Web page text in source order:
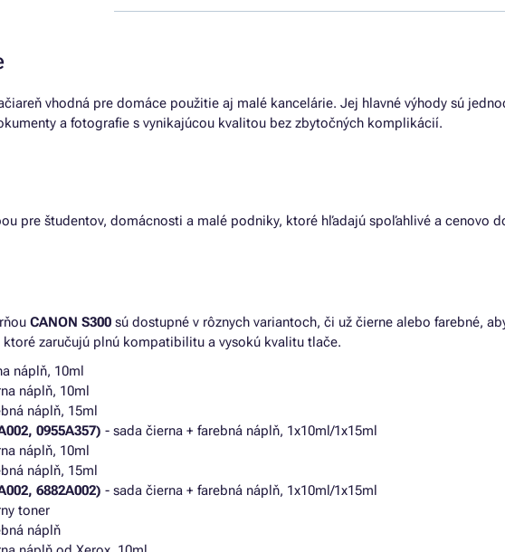
vhodná pre domáce použitie aj malé kancelárie. Jej hlavné výhody sú
a fotografie s vynikajúcou kvalitou bez zbytočných komplikácií.
pre študentov, domácnosti a malé podniky, ktoré hľadajú spoľahlivé a cenovo
CANON S300 sú dostupné v rôznych variantoch, či už čierne alebo farebné,
zaručujú plnú kompatibilitu a vysokú kvalitu tlače.
náplň, 10ml
náplň, 10ml
náplň, 15ml
0955A357) - sada čierna + farebná náplň, 1x10ml/1x15ml
náplň, 10ml
náplň, 15ml
6882A002) - sada čierna + farebná náplň, 1x10ml/1x15ml
toner
náplň